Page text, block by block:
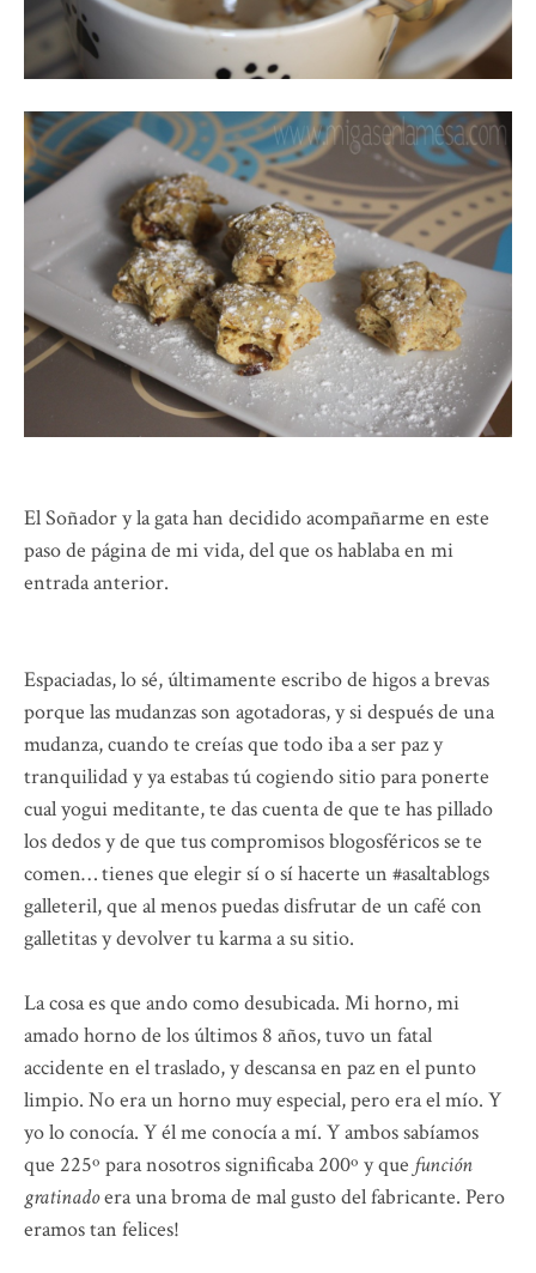
El Soñador y la gata han decidido acompañarme en este
paso de página de mi vida, del que os hablaba en mi
entrada anterior.
Espaciadas, lo sé, últimamente escribo de higos a brevas
porque las mudanzas son agotadoras, y si después de una
mudanza, cuando te creías que todo iba a ser paz y
tranquilidad y ya estabas tú cogiendo sitio para ponerte
cual yogui meditante, te das cuenta de que te has pillado
los dedos y de que tus compromisos blogosféricos se te
comen… tienes que elegir sí o sí hacerte un #asaltablogs
galleteril, que al menos puedas disfrutar de un café con
galletitas y devolver tu karma a su sitio.
La cosa es que ando como desubicada. Mi horno, mi
amado horno de los últimos 8 años, tuvo un fatal
accidente en el traslado, y descansa en paz en el punto
limpio. No era un horno muy especial, pero era el mío. Y
yo lo conocía. Y él me conocía a mí. Y ambos sabíamos
que 225º para nosotros significaba 200º y que función
gratinadoera una broma de mal gusto del fabricante. Pero
eramos tan felices!